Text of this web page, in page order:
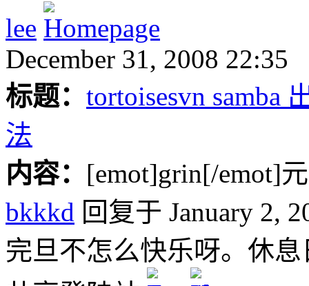
lee
December 31, 2008 22:35
标题： tortoisesvn samba
法
内容： [emot]grin[/emot]
bkkkd 回复于 January 2,
完旦不怎么快乐呀。休息